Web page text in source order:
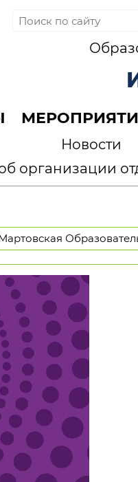
Новости
организации